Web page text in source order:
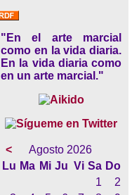
"En el arte marcial
como en la vida diaria.
En la vida diaria como
en un arte marcial."
<
Agosto 2026
Lu Ma Mi Ju Vi Sa Do
1
2